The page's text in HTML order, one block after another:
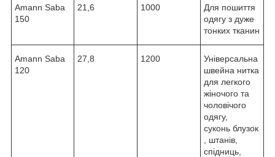
Amann Saba
150
21,6 1000
Для пошиття
одягу з дуже
тонких тканин
Amann Saba
120
27,8 1200
Універсальна
швейна нитка
для легкого
жіночого та
чоловічого
одягу,
суконь блузок
, штанів,
спідниць,